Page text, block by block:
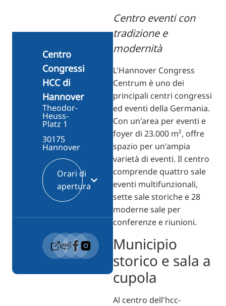
Centro eventi con
tradizione e
modernità
L'Hannover Congress
Centrum è uno dei
principali centri congressi
ed eventi della Germania.
Con un'area per eventi e
foyer di 23.000 m², offre
spazio per un'ampia
varietà di eventi. Il centro
comprende quattro sale
eventi multifunzionali,
sette sale storiche e 28
moderne sale per
conferenze e riunioni.
Municipio
storico e sala a
cupola
Al centro dell'hcc-
Centro
Congressi
HCC di
Hannover
Theodor-
Heuss-
Platz 1
30175
Hannover
Orari di
apertura